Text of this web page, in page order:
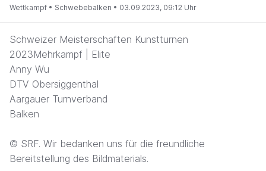
Wettkampf • Schwebebalken • 03.09.2023, 09:12 Uhr
Schweizer Meisterschaften Kunstturnen
2023Mehrkampf | Elite
Anny Wu
DTV Obersiggenthal
Aargauer Turnverband
Balken
© SRF. Wir bedanken uns für die freundliche
Bereitstellung des Bildmaterials.